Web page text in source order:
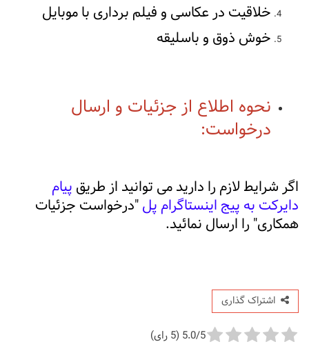
خلاقیت در عکاسی و فیلم برداری با موبایل
خوش ذوق و باسلیقه
نحوه اطلاع از جزئیات و ارسال
درخواست:
اگر شرایط لازم را دارید می توانید از طریق پیام
دایرکت به پیج اینستاگرام پل"درخواست جزئیات
همکاری" را ارسال نمائید.
اشتراک گذاری
5.0/5 (5 رای)